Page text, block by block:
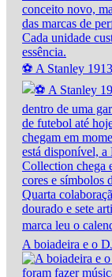
⚽ A Stanley
A boiadeira e o